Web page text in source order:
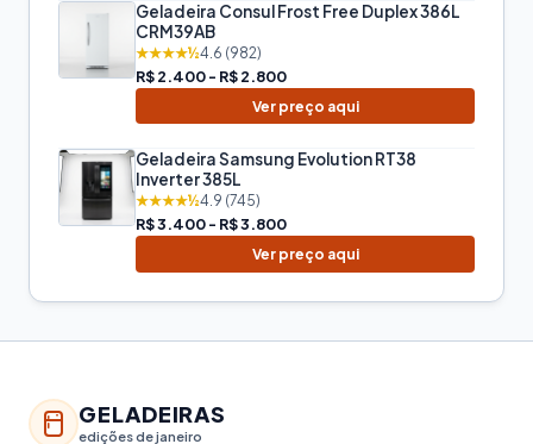
Geladeira Consul Frost Free Duplex 386L
CRM39AB
★★★★½4.6 (982)
R$ 2.400 - R$ 2.800
Ver preço aqui
Geladeira Samsung Evolution RT38
Inverter 385L
★★★★½4.9 (745)
R$ 3.400 - R$ 3.800
Ver preço aqui
GELADEIRAS
edições de janeiro